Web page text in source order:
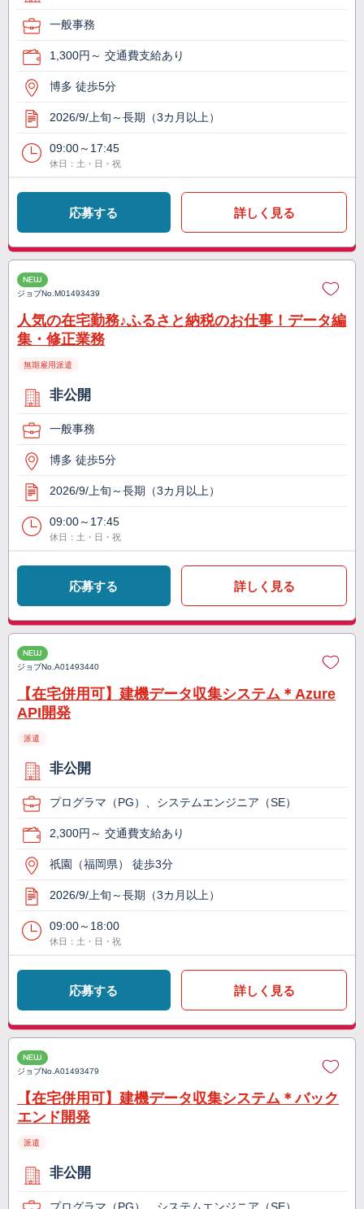
一般事務
1,300円～ 交通費支給あり
博多 徒歩5分
2026/9/上旬～長期（3カ月以上）
09:00～17:45
休日：土・日・祝
応募する 詳しく見る
NEW
ジョブNo.M01493439
人気の在宅勤務♪ふるさと納税のお仕事！データ編
集・修正業務
無期雇用派遣
非公開
一般事務
博多 徒歩5分
2026/9/上旬～長期（3カ月以上）
09:00～17:45
休日：土・日・祝
応募する 詳しく見る
NEW
ジョブNo.A01493440
【在宅併用可】建機データ収集システム＊Azure
API開発
派遣
非公開
プログラマ（PG）、システムエンジニア（SE）
2,300円～ 交通費支給あり
祇園（福岡県） 徒歩3分
2026/9/上旬～長期（3カ月以上）
09:00～18:00
休日：土・日・祝
応募する 詳しく見る
NEW
ジョブNo.A01493479
【在宅併用可】建機データ収集システム＊バック
エンド開発
派遣
非公開